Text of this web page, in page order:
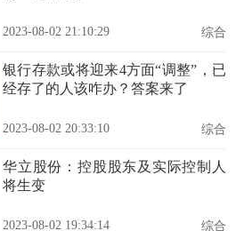
2023-08-02 21:10:29 综合
银行存款或将迎来4方面“调整”，已
经存了的人该咋办？答案来了
2023-08-02 20:33:10 综合
华立股份：控股股东及实际控制人
将生变
2023-08-02 19:34:14 综合